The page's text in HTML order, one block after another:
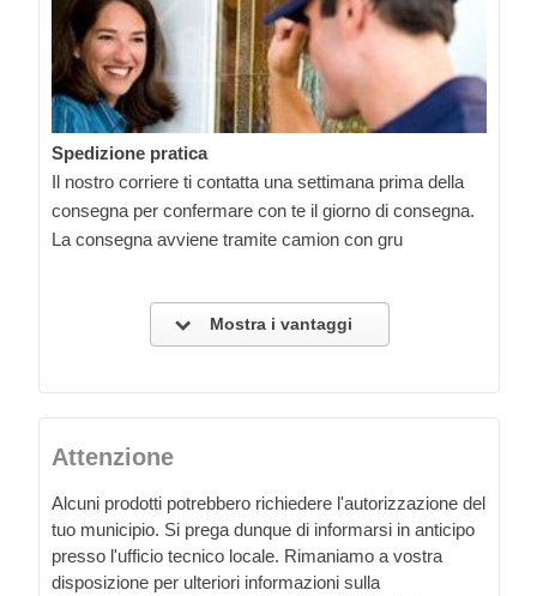
Spedizione pratica
Il nostro corriere ti contatta una settimana prima della
consegna per confermare con te il giorno di consegna.
La consegna avviene tramite camion con gru
Mostra i vantaggi
Attenzione
Alcuni prodotti potrebbero richiedere l'autorizzazione del
tuo municipio. Si prega dunque di informarsi in anticipo
presso l'ufficio tecnico locale. Rimaniamo a vostra
disposizione per ulteriori informazioni sulla